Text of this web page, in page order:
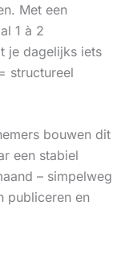
Met een
1 à 2
je dagelijks iets
structureel
bouwen dit
een stabiel
– simpelweg
publiceren en